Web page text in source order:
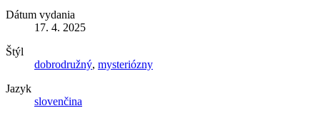
Dátum vydania
17. 4. 2025
Štýl
dobrodružný, mysteriózny
Jazyk
slovenčina